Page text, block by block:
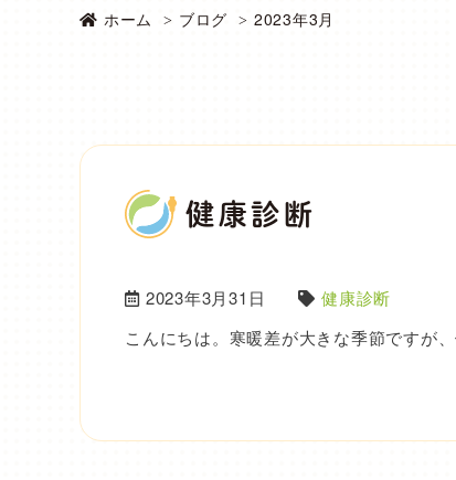
ホーム ブログ 2023年3月
健康診断
2023年3月31日
健康診断
こんにちは。寒暖差が大きな季節ですが